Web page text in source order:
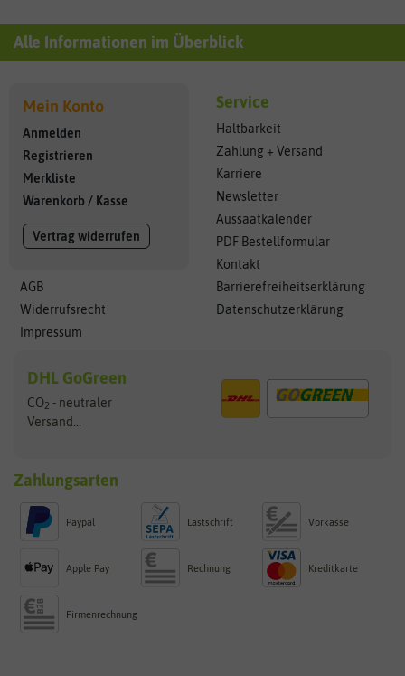
Alle Informationen im Überblick
Mein Konto
Anmelden
Registrieren
Merkliste
Warenkorb / Kasse
Vertrag widerrufen
AGB
Widerrufsrecht
Impressum
Service
Haltbarkeit
Zahlung + Versand
Karriere
Newsletter
Aussaatkalender
PDF Bestellformular
Kontakt
Barrierefreiheitserklärung
Datenschutzerklärung
DHL GoGreen
CO2 - neutraler
Versand...
Zahlungsarten
Paypal Lastschrift Vorkasse
Apple Pay Rechnung Kreditkarte
Firmenrechnung